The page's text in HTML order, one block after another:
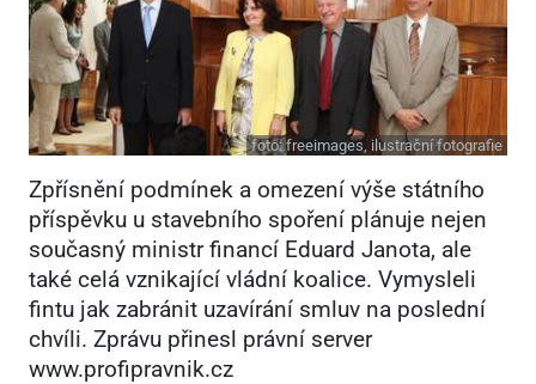
foto:freeimages, ilustrační fotografie
Zpřísnění podmínek a omezení výše státního
příspěvku u stavebního spoření plánuje nejen
současný ministr financí Eduard Janota, ale
také celá vznikající vládní koalice. Vymysleli
fintu jak zabránit uzavírání smluv na poslední
chvíli. Zprávu přinesl právní server
www.profipravnik.cz